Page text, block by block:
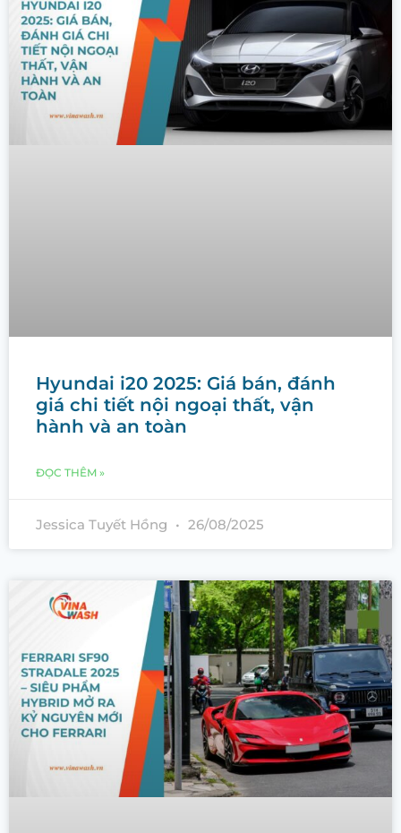
Hyundai i20 2025: Giá bán, đánh
giá chi tiết nội ngoại thất, vận
hành và an toàn
ĐỌC THÊM »
Jessica Tuyết Hồng 26/08/2025